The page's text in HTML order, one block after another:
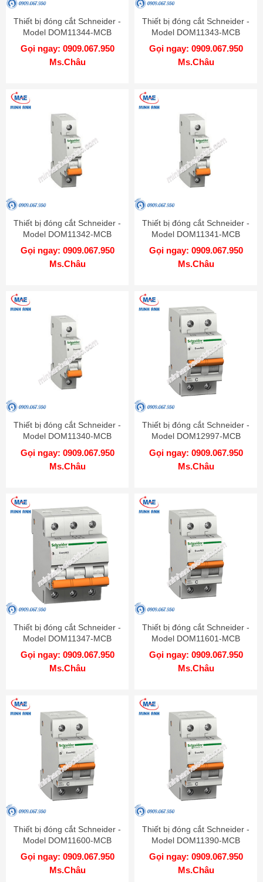
Thiết bị đóng cắt Schneider -
Model DOM11344-MCB
Gọi ngay: 0909.067.950
Ms.Châu
Thiết bị đóng cắt Schneider -
Model DOM11343-MCB
Gọi ngay: 0909.067.950
Ms.Châu
Thiết bị đóng cắt Schneider -
Model DOM11342-MCB
Gọi ngay: 0909.067.950
Ms.Châu
Thiết bị đóng cắt Schneider -
Model DOM11341-MCB
Gọi ngay: 0909.067.950
Ms.Châu
Thiết bị đóng cắt Schneider -
Model DOM11340-MCB
Gọi ngay: 0909.067.950
Ms.Châu
Thiết bị đóng cắt Schneider -
Model DOM12997-MCB
Gọi ngay: 0909.067.950
Ms.Châu
Thiết bị đóng cắt Schneider -
Model DOM11347-MCB
Gọi ngay: 0909.067.950
Ms.Châu
Thiết bị đóng cắt Schneider -
Model DOM11601-MCB
Gọi ngay: 0909.067.950
Ms.Châu
Thiết bị đóng cắt Schneider -
Model DOM11600-MCB
Gọi ngay: 0909.067.950
Ms.Châu
Thiết bị đóng cắt Schneider -
Model DOM11390-MCB
Gọi ngay: 0909.067.950
Ms.Châu